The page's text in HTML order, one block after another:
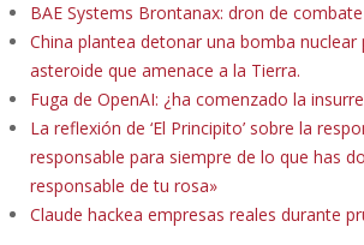
BAE Systems Brontanax: dron de
China plantea detonar una bomba nuclear
asteroide que amenace a la Tierra.
Fuga de OpenAI: ¿ha comenzado la
La reflexión de ‘El Principito’ sobre la
responsable para siempre de lo que has
responsable de tu rosa»
Claude hackea empresas reales durante